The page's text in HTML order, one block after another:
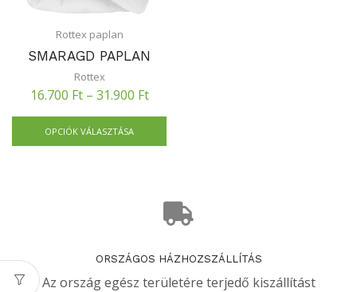
Rottex paplan
SMARAGD PAPLAN
Rottex
16.700 Ft– 31.900 Ft
OPCIÓK VÁLASZTÁSA
ORSZÁGOS HÁZHOZSZÁLLÍTÁS
Az ország egész területére terjedő kiszállítást